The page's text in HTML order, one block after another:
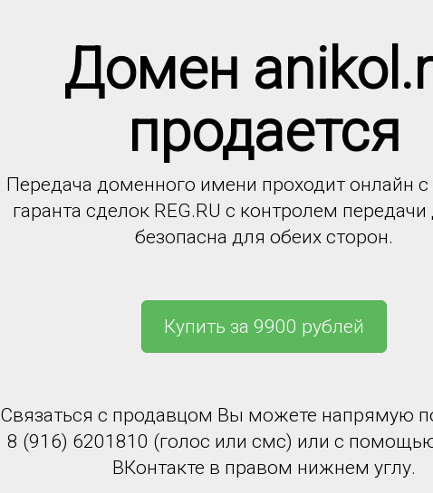
Домен
продается
Передача доменного имени проходит онлайн
гаранта сделок REG.RU с контролем
безопасна для обеих сторон.
Купить за 9900 рублей
Связаться с продавцом Вы можете напрямую
8 (916) 6201810 (голос или смс) или с
ВКонтакте в правом нижнем углу.